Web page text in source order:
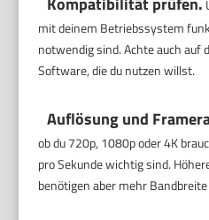
mit deinem Betriebssystem
notwendig sind. Achte auch auf
Software, die du nutzen willst.
Auflösung und
ob du 720p, 1080p oder 4K
pro Sekunde wichtig sind.
benötigen aber mehr